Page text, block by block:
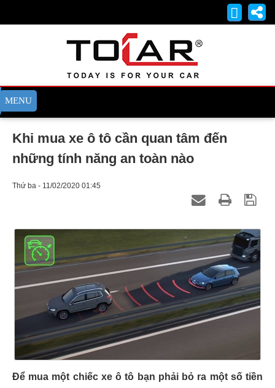
Khi mua xe ô tô cần quan tâm đến
những tính năng an toàn nào
Thứ ba - 11/02/2020 01:45
Để mua một chiếc xe ô tô bạn phải bỏ ra một số tiền